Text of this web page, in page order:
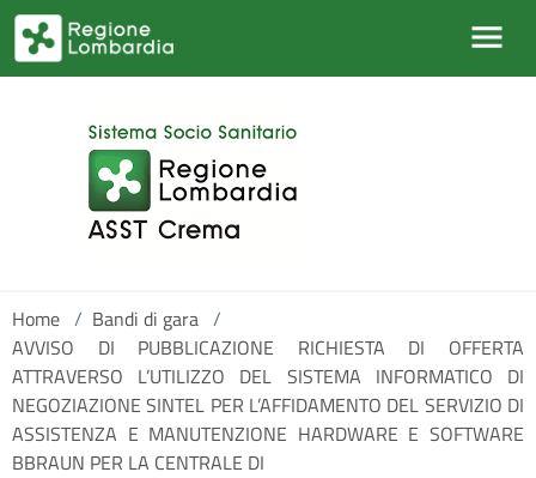
Salta al contenuto principale
Home / Bandi di gara /
AVVISO DI PUBBLICAZIONE RICHIESTA DI OFFERTA
ATTRAVERSO L’UTILIZZO DEL SISTEMA INFORMATICO DI
NEGOZIAZIONE SINTEL PER L’AFFIDAMENTO DEL SERVIZIO DI
ASSISTENZA E MANUTENZIONE HARDWARE E SOFTWARE
BBRAUN PER LA CENTRALE DI